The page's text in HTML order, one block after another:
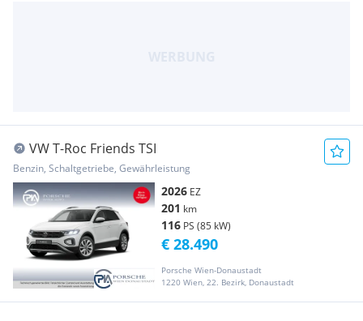
VW T-Roc Friends TSI
Benzin, Schaltgetriebe, Gewährleistung
2026 EZ
201 km
116 PS (85 kW)
Porsche Wien-Donaustadt
1220 Wien, 22. Bezirk, Donaustadt
€ 28.490